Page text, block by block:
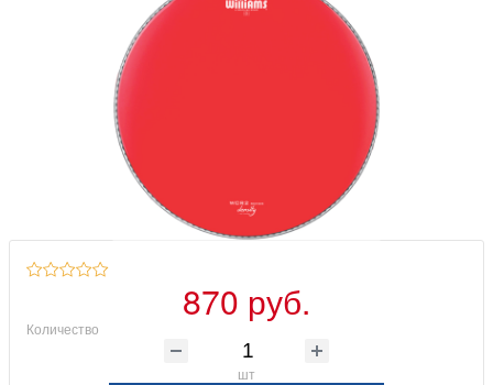
870 руб.
Количество
шт